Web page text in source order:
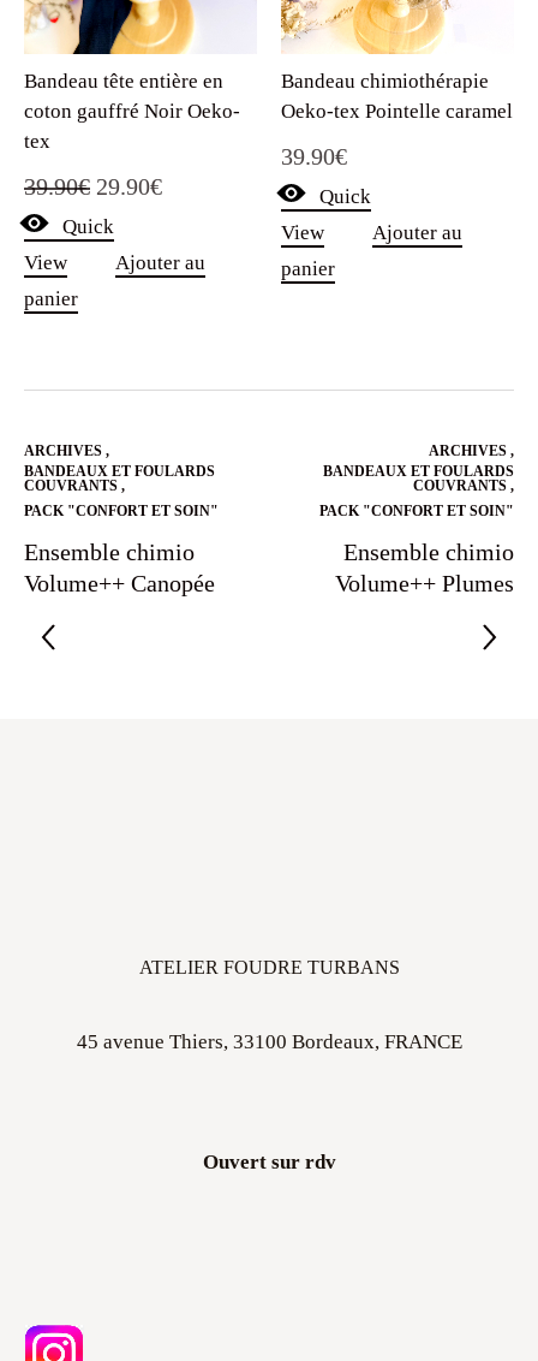
Bandeau tête entière en
coton gauffré Noir Oeko-
tex
39.90€ Le
prix
initial
29.90€Le
actuel
Quick
View
Ajouter au
panier
Bandeau chimiothérapie
Oeko-tex Pointelle caramel
39.90€
Quick
View
Ajouter au
panier
ARCHIVES ,
BANDEAUX ET FOULARDS
COUVRANTS ,
PACK "CONFORT ET SOIN"
Ensemble chimio
Volume++ Canopée
ARCHIVES ,
BANDEAUX ET FOULARDS
COUVRANTS ,
PACK "CONFORT ET SOIN"
Ensemble chimio
Volume++ Plumes
ATELIER FOUDRE TURBANS
45 avenue Thiers, 33100 Bordeaux, FRANCE
Ouvert sur rdv